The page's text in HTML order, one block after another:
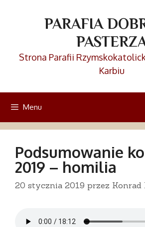
PARAFIA
Strona Parafii
Karbiu
Menu
Podsumowanie
2019 – homilia
20 stycznia 2019 przez Konrad